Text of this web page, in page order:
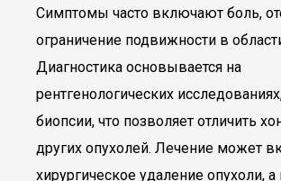
Симптомы часто включают боль,
ограничение подвижности в
Диагностика основывается на
рентгенологических
биопсии, что позволяет отличить
других опухолей. Лечение может
хирургическое удаление опухоли,